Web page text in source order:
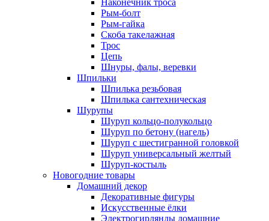
Наконечник троса
Рым-болт
Рым-гайка
Скоба такелажная
Трос
Цепь
Шнуры, фалы, веревки
Шпильки
Шпилька резьбовая
Шпилька сантехническая
Шурупы
Шуруп кольцо-полукольцо
Шуруп по бетону (нагель)
Шуруп с шестигранной головкой
Шуруп универсальный желтый
Шуруп-костыль
Новогодние товары
Домашний декор
Декоративные фигуры
Искусственные ёлки
Электрогирлянды домашние